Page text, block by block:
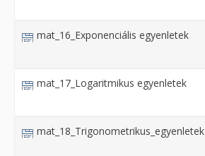
mat_16_Exponenciális egyenletek
mat_17_Logaritmikus egyenletek
mat_18_Trigonometrikus_egyenletek